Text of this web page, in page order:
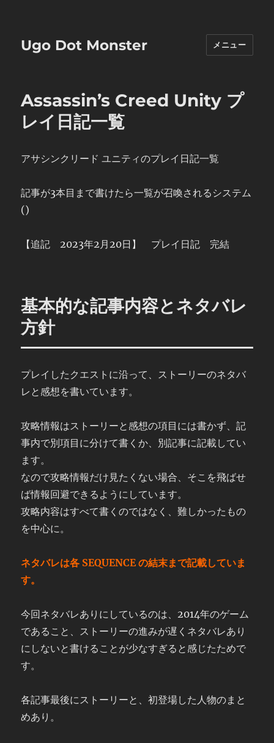
Ugo Dot Monster メニュー
Assassin’s Creed Unity プ
レイ日記一覧
アサシンクリード ユニティのプレイ日記一覧
記事が3本目まで書けたら一覧が召喚されるシステム
()
【追記 2023年2月20日】 プレイ日記 完結
基本的な記事内容とネタバレ
方針
プレイしたクエストに沿って、ストーリーのネタバ
レと感想を書いています。
攻略情報はストーリーと感想の項目には書かず、記
事内で別項目に分けて書くか、別記事に記載してい
ます。
なので攻略情報だけ見たくない場合、そこを飛ばせ
ば情報回避できるようにしています。
攻略内容はすべて書くのではなく、難しかったもの
を中心に。
ネタバレは各 SEQUENCE の結末まで記載していま
す。
今回ネタバレありにしているのは、2014年のゲーム
であること、ストーリーの進みが遅くネタバレあり
にしないと書けることが少なすぎると感じたためで
す。
各記事最後にストーリーと、初登場した人物のまと
めあり。